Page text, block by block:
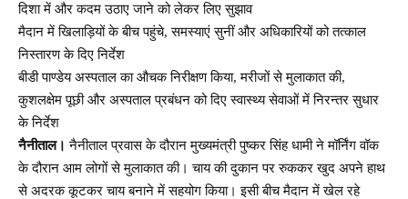
दिशा में और कदम उठाए जाने को लेकर लिए सुझाव
मैदान में खिलाड़ियों के बीच पहुंचे, समस्याएं सुनीं और अधिकारियों को तत्काल
निस्तारण के दिए निर्देश
बीडी पाण्डेय अस्पताल का औचक निरीक्षण किया, मरीजों से मुलाकात की,
कुशलक्षेम पूछी और अस्पताल प्रबंधन को दिए स्वास्थ्य सेवाओं में निरन्तर सुधार
के निर्देश
नैनीताल। नैनीताल प्रवास के दौरान मुख्यमंत्री पुष्कर सिंह धामी ने मॉर्निंग वॉक
के दौरान आम लोगों से मुलाकात की। चाय की दुकान पर रुककर खुद अपने हाथ
से अदरक कूटकर चाय बनाने में सहयोग किया। इसी बीच मैदान में खेल रहे